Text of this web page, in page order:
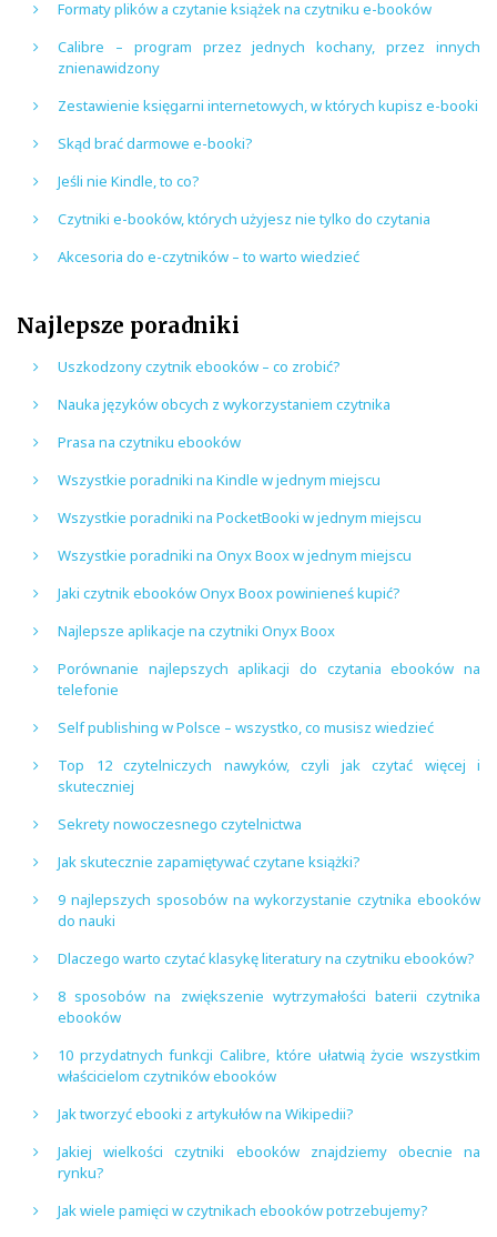
Formaty plików a czytanie książek na czytniku e-booków
Calibre – program przez jednych kochany, przez innych
znienawidzony
Zestawienie księgarni internetowych, w których kupisz e-booki
Skąd brać darmowe e-booki?
Jeśli nie Kindle, to co?
Czytniki e-booków, których użyjesz nie tylko do czytania
Akcesoria do e-czytników – to warto wiedzieć
Najlepsze poradniki
Uszkodzony czytnik ebooków – co zrobić?
Nauka języków obcych z wykorzystaniem czytnika
Prasa na czytniku ebooków
Wszystkie poradniki na Kindle w jednym miejscu
Wszystkie poradniki na PocketBooki w jednym miejscu
Wszystkie poradniki na Onyx Boox w jednym miejscu
Jaki czytnik ebooków Onyx Boox powinieneś kupić?
Najlepsze aplikacje na czytniki Onyx Boox
Porównanie najlepszych aplikacji do czytania ebooków na
telefonie
Self publishing w Polsce – wszystko, co musisz wiedzieć
Top 12 czytelniczych nawyków, czyli jak czytać więcej i
skuteczniej
Sekrety nowoczesnego czytelnictwa
Jak skutecznie zapamiętywać czytane książki?
9 najlepszych sposobów na wykorzystanie czytnika ebooków
do nauki
Dlaczego warto czytać klasykę literatury na czytniku ebooków?
8 sposobów na zwiększenie wytrzymałości baterii czytnika
ebooków
10 przydatnych funkcji Calibre, które ułatwią życie wszystkim
właścicielom czytników ebooków
Jak tworzyć ebooki z artykułów na Wikipedii?
Jakiej wielkości czytniki ebooków znajdziemy obecnie na
rynku?
Jak wiele pamięci w czytnikach ebooków potrzebujemy?